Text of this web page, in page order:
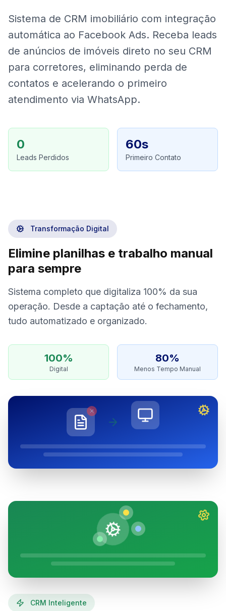
Sistema de CRM imobiliário com integração
automática ao Facebook Ads. Receba leads
de anúncios de imóveis direto no seu CRM
para corretores, eliminando perda de
contatos e acelerando o primeiro
atendimento via WhatsApp.
0
Leads Perdidos
60s
Primeiro Contato
Transformação Digital
Elimine planilhas e trabalho manual
para sempre
Sistema completo que digitaliza 100% da sua
operação. Desde a captação até o fechamento,
tudo automatizado e organizado.
100%
Digital
80%
Menos Tempo Manual
CRM Inteligente